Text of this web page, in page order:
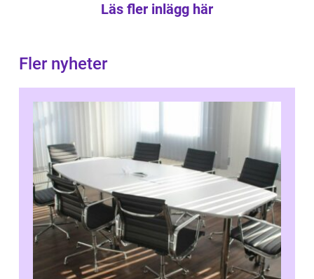
Läs fler inlägg här
Fler nyheter